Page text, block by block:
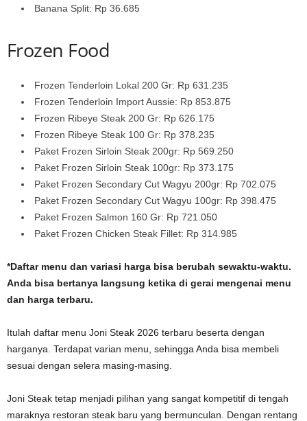
Banana Split: Rp 36.685
Frozen Food
Frozen Tenderloin Lokal 200 Gr: Rp 631.235
Frozen Tenderloin Import Aussie: Rp 853.875
Frozen Ribeye Steak 200 Gr: Rp 626.175
Frozen Ribeye Steak 100 Gr: Rp 378.235
Paket Frozen Sirloin Steak 200gr: Rp 569.250
Paket Frozen Sirloin Steak 100gr: Rp 373.175
Paket Frozen Secondary Cut Wagyu 200gr: Rp 702.075
Paket Frozen Secondary Cut Wagyu 100gr: Rp 398.475
Paket Frozen Salmon 160 Gr: Rp 721.050
Paket Frozen Chicken Steak Fillet: Rp 314.985
*Daftar menu dan variasi harga bisa berubah sewaktu-waktu.
Anda bisa bertanya langsung ketika di gerai mengenai menu
dan harga terbaru.
Itulah daftar menu Joni Steak 2026 terbaru beserta dengan
harganya. Terdapat varian menu, sehingga Anda bisa membeli
sesuai dengan selera masing-masing.
Joni Steak tetap menjadi pilihan yang sangat kompetitif di tengah
maraknya restoran steak baru yang bermunculan. Dengan rentang